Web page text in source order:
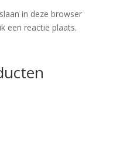
in deze browser
een reactie plaats.